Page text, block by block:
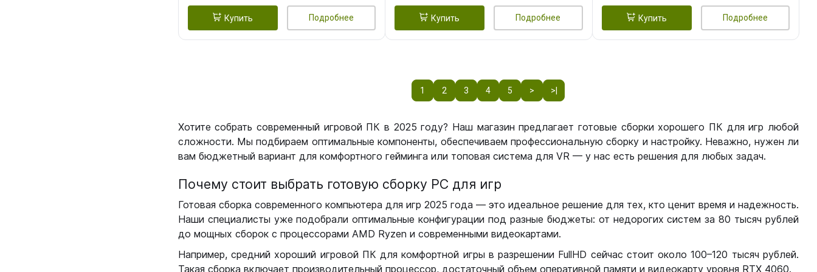
Купить Подробнее Купить Подробнее Купить Подробнее
1 2 3 4 5 > >|
Хотите собрать современный игровой ПК в 2025 году? Наш магазин предлагает готовые сборки хорошего ПК для игр любой
сложности. Мы подбираем оптимальные компоненты, обеспечиваем профессиональную сборку и настройку. Неважно, нужен ли
вам бюджетный вариант для комфортного гейминга или топовая система для VR — у нас есть решения для любых задач.
Почему стоит выбрать готовую сборку РС для игр
Готовая сборка современного компьютера для игр 2025 года — это идеальное решение для тех, кто ценит время и надежность.
Наши специалисты уже подобрали оптимальные конфигурации под разные бюджеты: от недорогих систем за 80 тысяч рублей
до мощных сборок с процессорами AMD Ryzen и современными видеокартами.
Например, средний хороший игровой ПК для комфортной игры в разрешении FullHD сейчас стоит около 100–120 тысяч рублей.
Такая сборка включает производительный процессор, достаточный объем оперативной памяти и видеокарту уровня RTX 4060.